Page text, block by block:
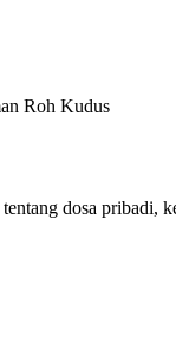
Roh Kudus
dosa pribadi,